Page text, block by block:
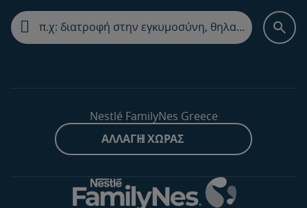
Nestlé FamilyNes Greece
ΑΛΛΑΓΉ ΧΏΡΑΣ